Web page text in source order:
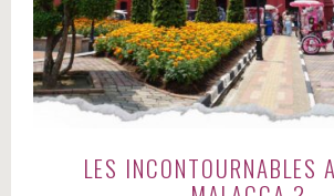
LES INCONTOURNABLES